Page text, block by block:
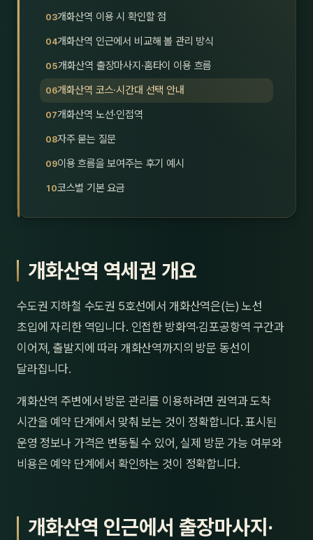
울산
24
개화산역 이용 시 확인할 점
개화산역 인근에서 비교해 볼 관리 방식
개화산역 출장마사지·홈타이 이용 흐름
개화산역 코스·시간대 선택 안내
개화산역 노선·인접역
자주 묻는 질문
이용 흐름을 보여주는 후기 예시
코스별 기본 요금
개화산역 역세권 개요
수도권 지하철 수도권 5호선에서 개화산역은(는) 노선
초입에 자리한 역입니다. 인접한 방화역·김포공항역 구간과
이어져, 출발지에 따라 개화산역까지의 방문 동선이
달라집니다.
개화산역 주변에서 방문 관리를 이용하려면 권역과 도착
시간을 예약 단계에서 맞춰 보는 것이 정확합니다. 표시된
운영 정보나 가격은 변동될 수 있어, 실제 방문 가능 여부와
비용은 예약 단계에서 확인하는 것이 정확합니다.
개화산역 인근에서 출장마사지·